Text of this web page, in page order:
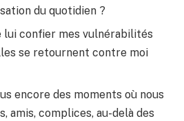
du quotidien ?
lui confier mes vulnérabilités
se retournent contre moi
encore des moments où nous
amis, complices, au-delà des